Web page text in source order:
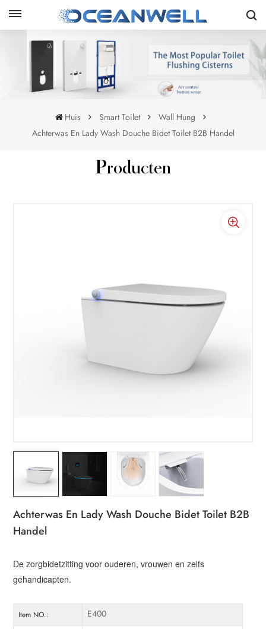
Huis Smart Toilet
Wall Hung
Achterwas En Lady Wash Douche Bidet Toilet B2B Handel
Producten
Achterwas En Lady Wash Douche Bidet Toilet B2B
Handel
De zorgbidetzitting voor ouderen, vrouwen en zelfs
gehandicapten.
Item NO.: E400